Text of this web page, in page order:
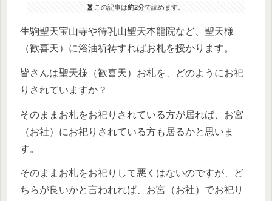
この記事は約2分で読めます。
生駒聖天宝山寺や待乳山聖天本龍院など、聖天様
（歓喜天）に浴油祈祷すればお札を授かります。
皆さんは聖天様（歓喜天）お札を、どのようにお祀
りされていますか？
そのままお札をお祀りされている方が居れば、お宮
（お社）にお祀りされている方も居るかと思いま
す。
そのままお札をお祀りして悪くはないのですが、ど
ちらが良いかと言われれば、お宮（お社）でお祀り